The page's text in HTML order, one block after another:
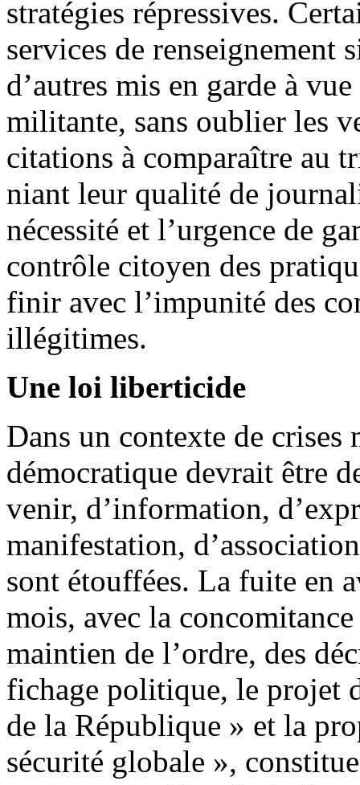
stratégies répressives.
services de renseignement
d’autres mis en garde à
militante, sans oublier les
citations à comparaître au
niant leur qualité de
nécessité et l’urgence de
contrôle citoyen des
finir avec l’impunité des
illégitimes.
Une loi liberticide
Dans un contexte de
démocratique devrait être
venir, d’information,
manifestation,
sont étouffées. La fuite en
mois, avec la
maintien de l’ordre, des
fichage politique, le projet
de la République » et la
sécurité globale »,